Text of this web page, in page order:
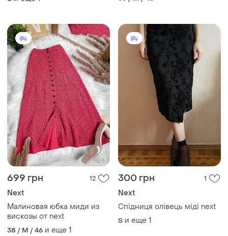
макси
699 грн 12
Next
Малиновая юбка миди из
вискозы от next
38 / M / 46 и еще 1
300 грн 1
Next
Спідниця олівець міді next
S и еще 1